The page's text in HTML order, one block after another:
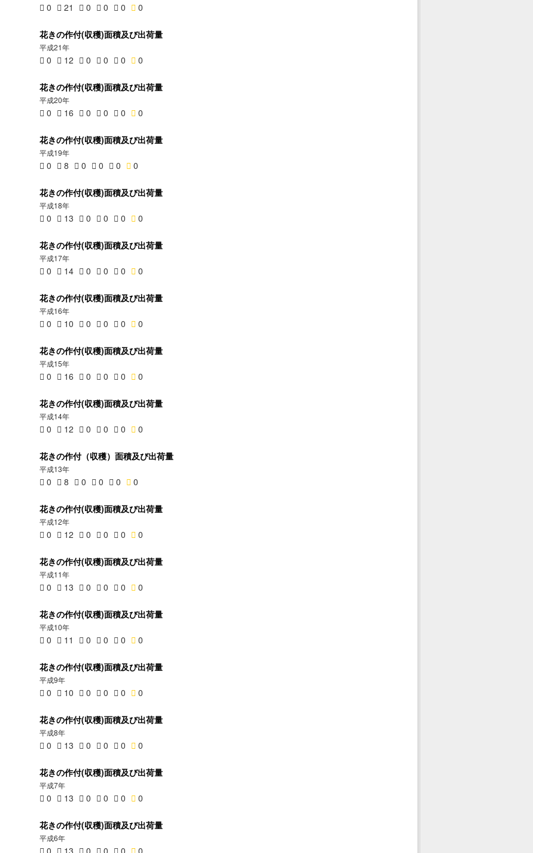
0 21 0 0 0 0
花きの作付(収穫)面積及び出荷量
平成21年
0 12 0 0 0 0
花きの作付(収穫)面積及び出荷量
平成20年
0 16 0 0 0 0
花きの作付(収穫)面積及び出荷量
平成19年
0 8 0 0 0 0
花きの作付(収穫)面積及び出荷量
平成18年
0 13 0 0 0 0
花きの作付(収穫)面積及び出荷量
平成17年
0 14 0 0 0 0
花きの作付(収穫)面積及び出荷量
平成16年
0 10 0 0 0 0
花きの作付(収穫)面積及び出荷量
平成15年
0 16 0 0 0 0
花きの作付(収穫)面積及び出荷量
平成14年
0 12 0 0 0 0
花きの作付（収穫）面積及び出荷量
平成13年
0 8 0 0 0 0
花きの作付(収穫)面積及び出荷量
平成12年
0 12 0 0 0 0
花きの作付(収穫)面積及び出荷量
平成11年
0 13 0 0 0 0
花きの作付(収穫)面積及び出荷量
平成10年
0 11 0 0 0 0
花きの作付(収穫)面積及び出荷量
平成9年
0 10 0 0 0 0
花きの作付(収穫)面積及び出荷量
平成8年
0 13 0 0 0 0
花きの作付(収穫)面積及び出荷量
平成7年
0 13 0 0 0 0
花きの作付(収穫)面積及び出荷量
平成6年
0 13 0 0 0 0